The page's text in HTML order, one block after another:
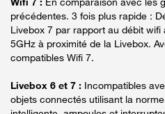
précédentes. 3 fois plus rapide :
Livebox 7 par rapport au débit
5GHz à proximité de la Livebox.
compatibles Wifi 7.
Livebox 6 et 7 : Incompatibles
objets connectés utilisant la